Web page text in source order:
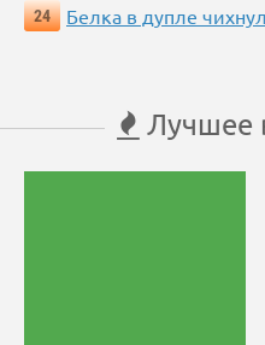
24
Белка в дупле
Лучшее